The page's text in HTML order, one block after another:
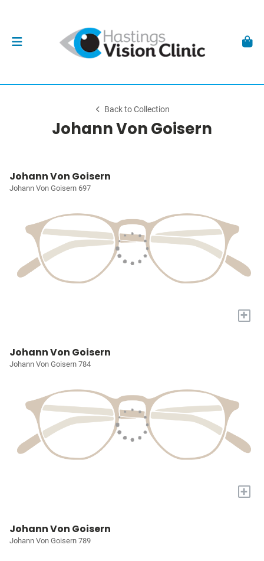
Back to Collection
Johann Von Goisern
Johann Von Goisern
Johann Von Goisern 697
+
Johann Von Goisern
Johann Von Goisern 784
+
Johann Von Goisern
Johann Von Goisern 789